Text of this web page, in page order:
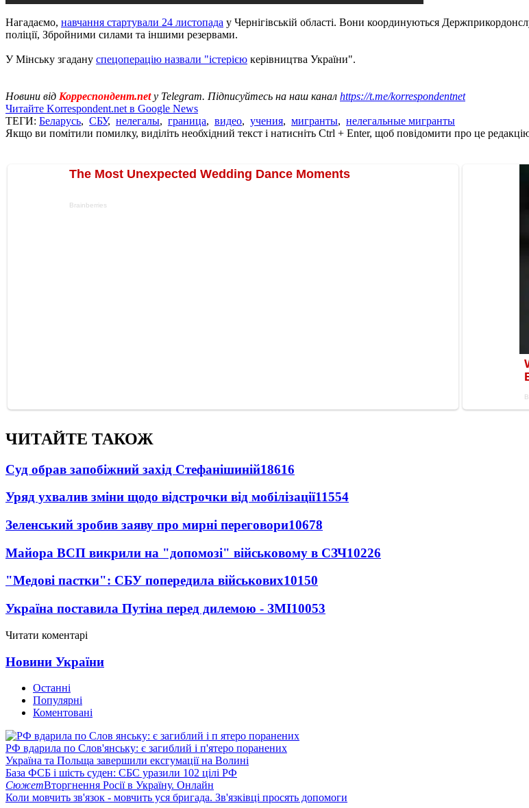
Нагадаємо, навчання стартували 24 листопада у Чернігівській області. Вони координуються
поліції, Збройними силами та іншими резервами.
У Мінську згадану спецоперацію назвали "істерією керівництва України".
Новини від Корреспондент.netу Telegram. Підписуйтесь на наш канал https://t.me/korrespondentnet
Читайте Korrespondent.net в Google News
ТЕГИ: Беларусь, СБУ, нелегалы, граница, видео, учения, мигранты, нелегальные мигранты
Якщо ви помітили помилку, виділіть необхідний текст і натисніть Ctrl + Enter, щоб повідомити про це
ЧИТАЙТЕ ТАКОЖ
Суд обрав запобіжний захід Стефанішиній18616
Уряд ухвалив зміни щодо відстрочки від мобілізації11554
Зеленський зробив заяву про мирні переговори10678
Майора ВСП викрили на "допомозі" військовому в СЗЧ10226
"Медові пастки": СБУ попередила військових10150
Україна поставила Путіна перед дилемою - ЗМІ10053
Читати коментарі
Новини України
Останні
Популярні
Коментовані
РФ вдарила по Слов'янську: є загиблий і п'ятеро поранених
Україна та Польща завершили ексгумації на Волині
База ФСБ і шість суден: СБС уразили 102 цілі РФ
СюжетВторгнення Росії в Україну. Онлайн
Коли мовчить зв'язок - мовчить уся бригада. Зв'язківці просять допомоги